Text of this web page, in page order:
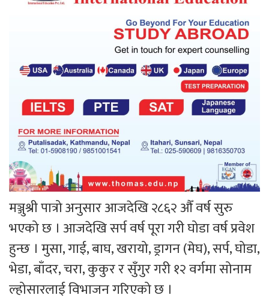
मञ्जुश्री पात्रो अनुसार आजदेखि २८६२ औँ वर्ष सुरु
भएको छ । आजदेखि सर्प वर्ष पूरा गरी घोडा वर्ष प्रवेश
हुन्छ । मुसा, गाई, बाघ, खरायो, ड्रागन (मेघ), सर्प, घोडा,
भेडा, बाँदर, चरा, कुकुर र सुँगुर गरी १२ वर्गमा सोनाम
ल्होसारलाई विभाजन गरिएको छ ।